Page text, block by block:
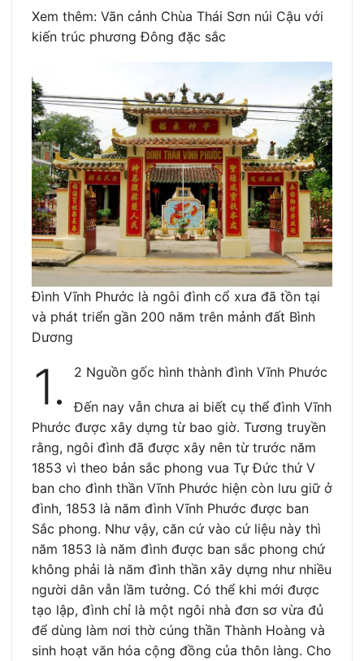
Xem thêm: Vãn cảnh Chùa Thái Sơn núi Cậu với
kiến trúc phương Đông đặc sắc
Đình Vĩnh Phước là ngôi đình cổ xưa đã tồn tại
và phát triển gần 200 năm trên mảnh đất Bình
Dương
1. 2 Nguồn gốc hình thành đình Vĩnh Phước
Đến nay vẫn chưa ai biết cụ thể đình Vĩnh
Phước được xây dựng từ bao giờ. Tương truyền
rằng, ngôi đình đã được xây nên từ trước năm
1853 vì theo bản sắc phong vua Tự Đức thứ V
ban cho đình thần Vĩnh Phước hiện còn lưu giữ ở
đình, 1853 là năm đình Vĩnh Phước được ban
Sắc phong. Như vậy, căn cứ vào cứ liệu này thì
năm 1853 là năm đình được ban sắc phong chứ
không phải là năm đình thần xây dựng như nhiều
người dân vẫn lầm tưởng. Có thể khi mới được
tạo lập, đình chỉ là một ngôi nhà đơn sơ vừa đủ
để dùng làm nơi thờ cúng thần Thành Hoàng và
sinh hoạt văn hóa cộng đồng của thôn làng. Cho